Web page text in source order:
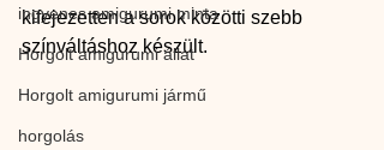
ingyenes amigurumi minta
Horgolt amigurumi állat
Horgolt amigurumi jármű
horgolás
kifejezetten a sorok közötti szebb
színváltáshoz készült.